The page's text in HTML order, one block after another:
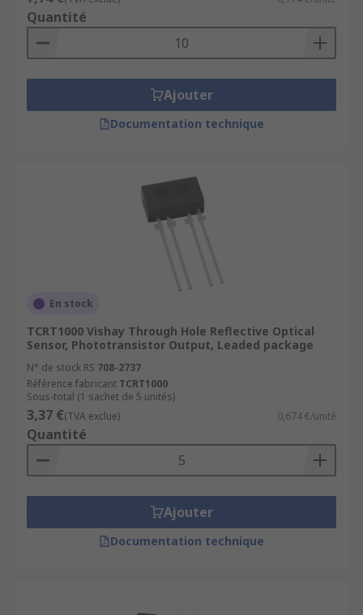
Quantité
Ajouter
Documentation technique
En stock
TCRT1000 Vishay Through Hole Reflective Optical
Sensor, Phototransistor Output, Leaded package
N° de stock RS 708-2737
Référence fabricant TCRT1000
Sous-total (1 sachet de 5 unités)
3,37 €(TVA exclue) 0,674 €/unité
Quantité
Ajouter
Documentation technique